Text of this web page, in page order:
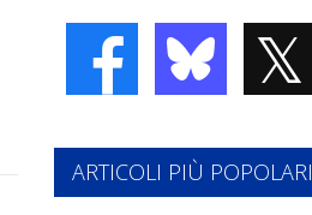
𝕏
ARTICOLI PIÙ POPOLARI